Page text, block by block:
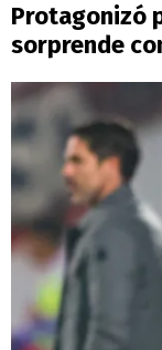
Protagonizó
sorprende